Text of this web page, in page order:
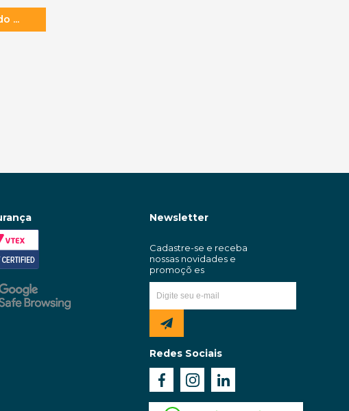
+ Fone + Suporte P51 Pink
Comprar
Receba em 3h*🚀